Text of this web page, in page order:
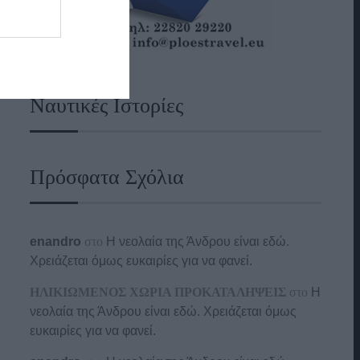
Ναυτικές Ιστορίες
Πρόσφατα Σχόλια
enandro στο Η νεολαία της Άνδρου είναι εδώ.
Χρειάζεται όμως ευκαιρίες για να φανεί.
ΗΛΙΚΙΩΜΕΝΟΣ ΧΩΡΙΑ ΠΡΟΚΑΤΑΛΗΨΕΙΣ στο Η
νεολαία της Άνδρου είναι εδώ. Χρειάζεται όμως
ευκαιρίες για να φανεί.